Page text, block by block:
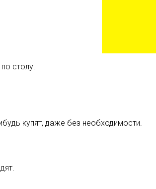
столу.
купят, даже без необходимости.